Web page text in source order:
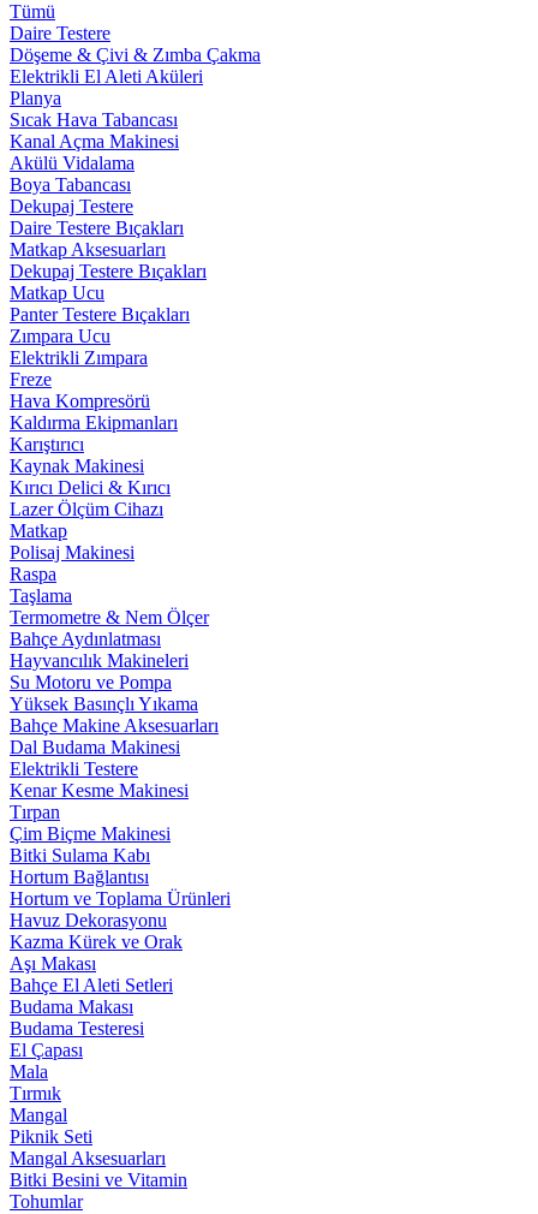
Tümü
Daire Testere
Döşeme & Çivi & Zımba Çakma
Elektrikli El Aleti Aküleri
Planya
Sıcak Hava Tabancası
Kanal Açma Makinesi
Akülü Vidalama
Boya Tabancası
Dekupaj Testere
Daire Testere Bıçakları
Matkap Aksesuarları
Dekupaj Testere Bıçakları
Matkap Ucu
Panter Testere Bıçakları
Zımpara Ucu
Elektrikli Zımpara
Freze
Hava Kompresörü
Kaldırma Ekipmanları
Karıştırıcı
Kaynak Makinesi
Kırıcı Delici & Kırıcı
Lazer Ölçüm Cihazı
Matkap
Polisaj Makinesi
Raspa
Taşlama
Termometre & Nem Ölçer
Bahçe Aydınlatması
Hayvancılık Makineleri
Su Motoru ve Pompa
Yüksek Basınçlı Yıkama
Bahçe Makine Aksesuarları
Dal Budama Makinesi
Elektrikli Testere
Kenar Kesme Makinesi
Tırpan
Çim Biçme Makinesi
Bitki Sulama Kabı
Hortum Bağlantısı
Hortum ve Toplama Ürünleri
Havuz Dekorasyonu
Kazma Kürek ve Orak
Aşı Makası
Bahçe El Aleti Setleri
Budama Makası
Budama Testeresi
El Çapası
Mala
Tırmık
Mangal
Piknik Seti
Mangal Aksesuarları
Bitki Besini ve Vitamin
Tohumlar